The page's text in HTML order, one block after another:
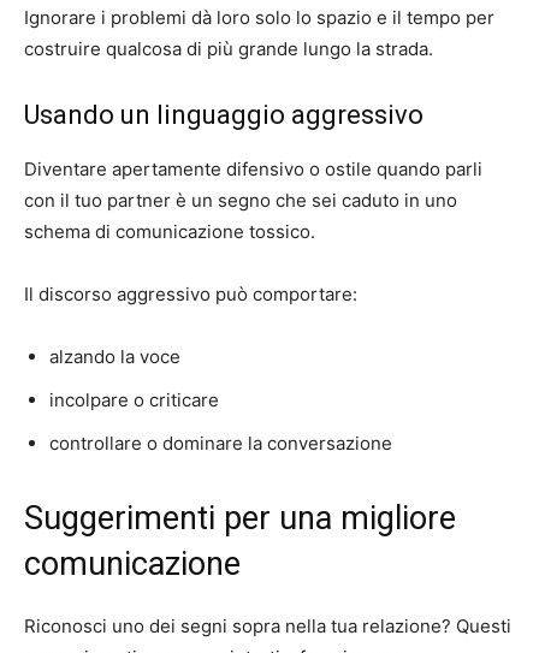
Ignorare i problemi dà loro solo lo spazio e il tempo per
costruire qualcosa di più grande lungo la strada.
Usando un linguaggio aggressivo
Diventare apertamente difensivo o ostile quando parli
con il tuo partner è un segno che sei caduto in uno
schema di comunicazione tossico.
Il discorso aggressivo può comportare:
alzando la voce
incolpare o criticare
controllare o dominare la conversazione
Suggerimenti per una migliore
comunicazione
Riconosci uno dei segni sopra nella tua relazione? Questi